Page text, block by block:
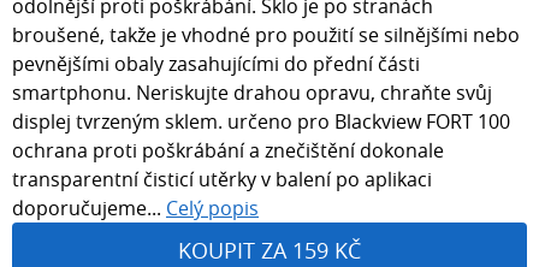
odolnější proti poškrábání. Sklo je po stranách
broušené, takže je vhodné pro použití se silnějšími nebo
pevnějšími obaly zasahujícími do přední části
smartphonu. Neriskujte drahou opravu, chraňte svůj
displej tvrzeným sklem. určeno pro Blackview FORT 100
ochrana proti poškrábání a znečištění dokonale
transparentní čisticí utěrky v balení po aplikaci
doporučujeme... Celý popis
KOUPIT ZA 159 KČ